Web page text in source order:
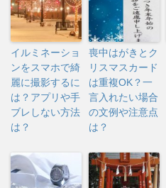
ス
イルミネーショ
ンをスマホで綺
麗に撮影するに
は？アプリや手
ブレしない方法
は？
喪中はがきとク
リスマスカード
は重複OK？一
言入れたい場合
の文例や注意点
は？